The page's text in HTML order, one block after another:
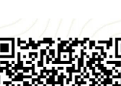
KUA-
PPAS
Menurut
Bupati